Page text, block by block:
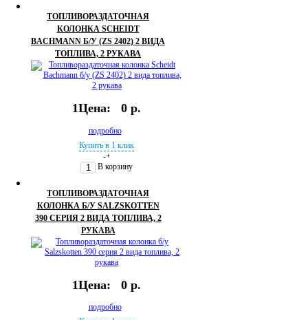
ТОПЛИВОРАЗДАТОЧНАЯ
КОЛОНКА SCHEIDT
BACHMANN Б/У (ZS 2402) 2 ВИДА
ТОПЛИВА, 2 РУКАВА
1Цена: 0 р.
подробно
Купить в 1 клик
-+
В корзину
ТОПЛИВОРАЗДАТОЧНАЯ
КОЛОНКА Б/У SALZSKOTTEN
390 СЕРИЯ 2 ВИДА ТОПЛИВА, 2
РУКАВА
1Цена: 0 р.
подробно